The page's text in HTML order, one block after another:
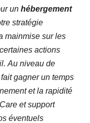
un hébergement
stratégie
mainmise sur les
actions
Au niveau de
gagner un temps
et la rapidité
Care et support
éventuels